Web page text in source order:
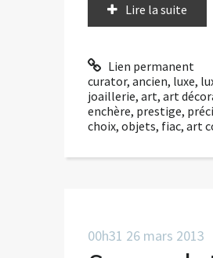
Lire la suite
Lien permanent
curator, ancien, luxe,
joaillerie, art, art
enchère, prestige,
choix, objets, fiac, art
00h31 26 mars 2013